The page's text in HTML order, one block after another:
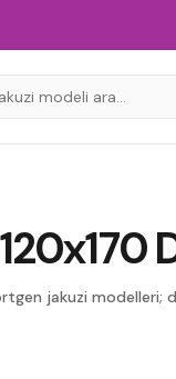
120x170
jakuzi modelleri;